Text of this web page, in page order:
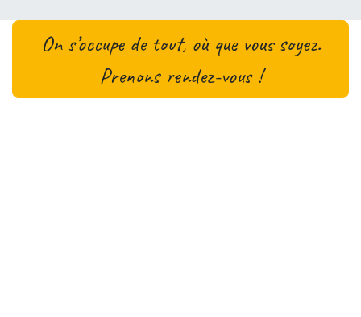
On s’occupe de tout, où que vous soyez.
Prenons rendez-vous !